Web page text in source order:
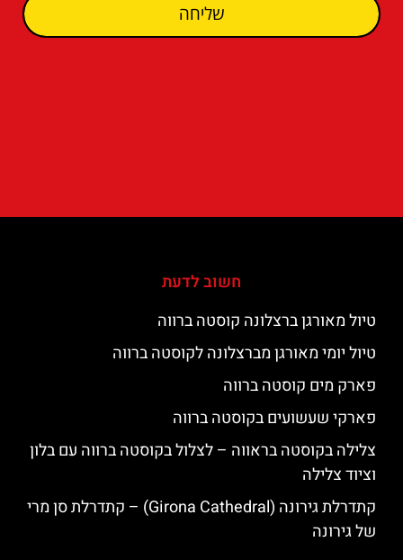
שליחה
חשוב לדעת
טיול מאורגן ברצלונה קוסטה ברווה
טיול יומי מאורגן מברצלונה לקוסטה ברווה
פארק מים קוסטה ברווה
פארקי שעשועים בקוסטה ברווה
צלילה בקוסטה בראווה – לצלול בקוסטה ברווה עם בלון
וציוד צלילה
קתדרלת גירונה (Girona Cathedral) – קתדרלת סן מרי
של גירונה